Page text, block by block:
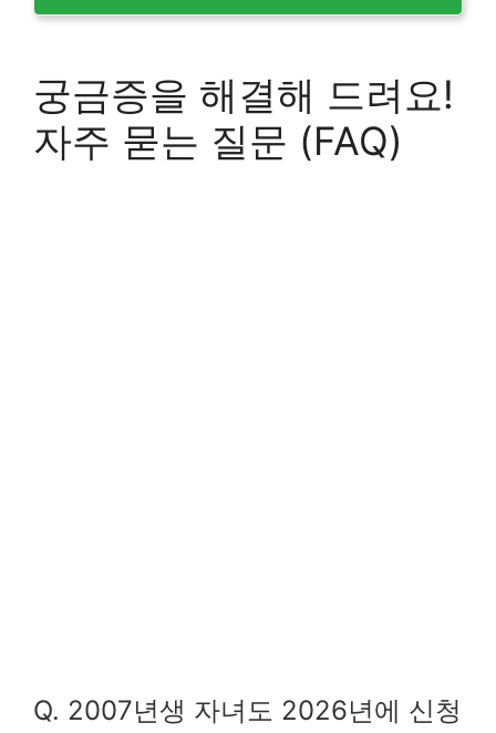
궁금증을 해결해 드려요!
자주 묻는 질문 (FAQ)
Q. 2007년생 자녀도 2026년에 신청